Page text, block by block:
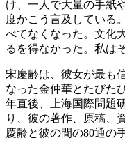
け、一人で大量の手紙
度かこう言及している
べてなくなった。文化
るを得なかった。私は
宋慶齢は、彼女が最も
なった金仲華とたびた
年直後、上海国際問題
り、彼の著作、原稿、
慶齢と彼の間の80通の